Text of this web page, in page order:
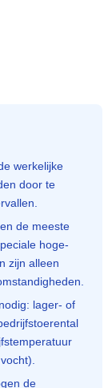
werkelijke
door te
de meeste
hoge-
zijn alleen
lager- of
de